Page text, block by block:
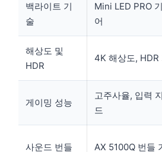
백라이트 기
술
Mini LED PRO
어
해상도 및
HDR
4K 해상도, HDR
게이밍 성능
고주사율, 입력
드
사운드 번들 AX 5100Q 번들